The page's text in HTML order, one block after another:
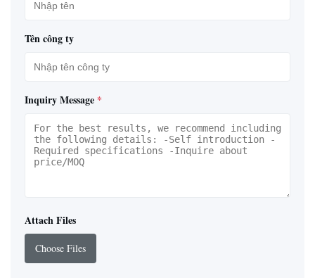
Tên công ty
Inquiry Message *
Attach Files
Choose Files